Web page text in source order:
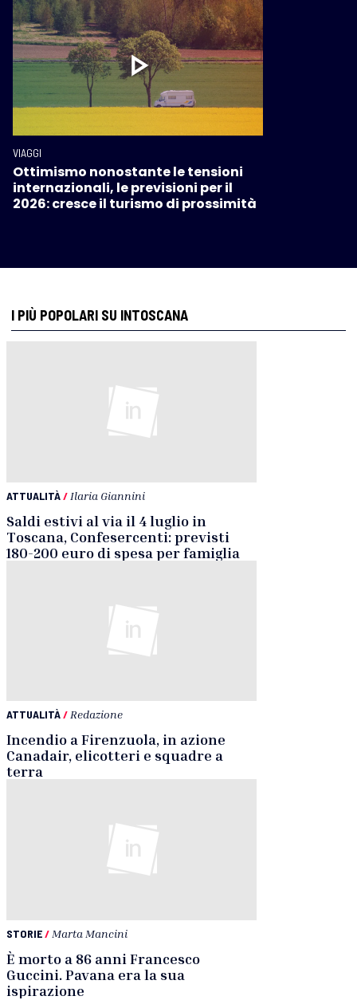
VIAGGI
Ottimismo nonostante le tensioni
internazionali, le previsioni per il
2026: cresce il turismo di prossimità
I PIÙ POPOLARI SU INTOSCANA
ATTUALITÀ/ Ilaria Giannini
Saldi estivi al via il 4 luglio in
Toscana, Confesercenti: previsti
180-200 euro di spesa per famiglia
ATTUALITÀ/ Redazione
Incendio a Firenzuola, in azione
Canadair, elicotteri e squadre a
terra
STORIE/ Marta Mancini
È morto a 86 anni Francesco
Guccini. Pavana era la sua
ispirazione